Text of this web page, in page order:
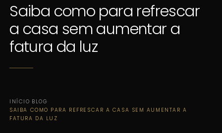
Saiba como para refrescar
a casa sem aumentar a
fatura da luz
INÍCIO·BLOG·
SAIBA COMO PARA REFRESCAR A CASA SEM AUMENTAR A
FATURA DA LUZ